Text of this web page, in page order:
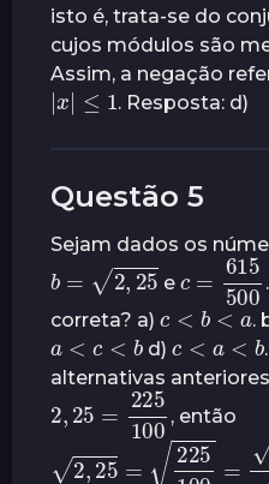
isto é, trata-se do
cujos módulos são
Assim, a negação
|x|≤1
. Resposta: d)
Questão 5
Sejam dados os
2,25
e
615
500
correta? a)
b a
.
a<c<b
d)
c < a< b
alternativas anteriores
2 ,25 225
, então
2,25= 225100= 225